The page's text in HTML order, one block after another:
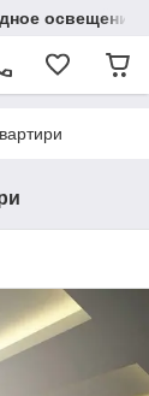
освещение